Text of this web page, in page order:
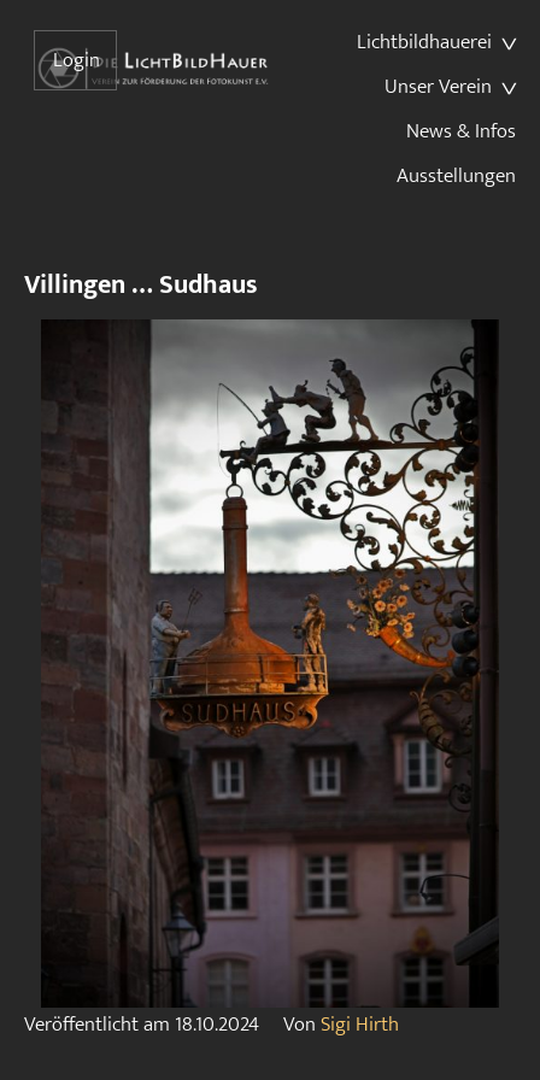
Lichtbildhauerei
Unser Verein
News & Infos
Ausstellungen
Login
Villingen … Sudhaus
Veröffentlicht am 18.10.2024 VonSigi Hirth